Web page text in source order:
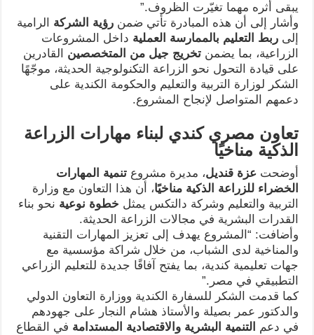
يبقى أثره مهما تغيّرت الظروف.”
وأشار إلى أن هذه المبادرة تأتي ضمن رؤية الشركةالرامية
إلى ربط التعليم بالممارسة العمليةداخل المشروعات
الزراعية، بما يضمن تخريج جيل من المتخصصينالقادرين
على قيادة التحول نحو الزراعة التكنولوجية الحديثة، موجّهًا
الشكر لوزارة التربية والتعليم والحكومة الكندية على
دعمهم المتواصل لإنجاح المشروع.
تعاون مصري كندي لبناء مهارات الزراعة
الذكية مناخيًا
أوضحت عزة قنديل، مديرة مشروع تنمية المهارات
الخضراء للزراعة الذكية مناخيًا، أن هذا التعاون مع وزارة
التربية والتعليم وشركة دالتكس يمثل خطوة نوعيةنحو بناء
القدرات البشرية في مجالات الزراعة الحديثة.
وأضافت: “المشروع يهدف إلى تعزيز المهارات التقنية
والمناخية لدى الشباب، من خلال شراكة مؤسسية مع
جهات تعليمية كندية، بما يفتح آفاقًا جديدة للتعليم الزراعي
التطبيقي في مصر.”
كما قدمت الشكر للسفارة الكندية ووزارة التعاون الدولي
والدكتور عمر بصيلة والأستاذ هشام النجار على جهودهم
في دعم التنمية البشرية والاقتصادية المستدامةفي القطاع